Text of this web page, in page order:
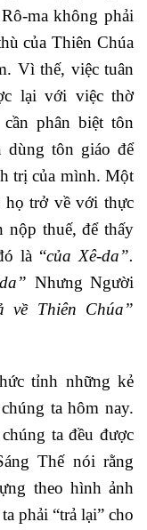
ma không phải
của Thiên Chúa
Vì thế, việc tuân
lại với việc thờ
phân biệt tôn
dùng tôn giáo để
trị của mình. Một
họ trở về với thực
nộp thuế, để thấy
là “của Xê-da”.
Nhưng Người
về Thiên Chúa”
tỉnh những kẻ
ta hôm nay.
ta đều được
Thế nói rằng
theo hình ảnh
phải “trả lại” cho